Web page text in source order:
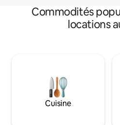
Commodités
locations
Cuisine